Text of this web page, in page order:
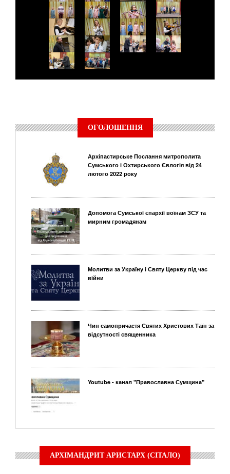
ОГОЛОШЕННЯ
Архіпастирське Послання митрополита
Сумського і Охтирського Євлогія від 24
лютого 2022 року
Допомога Сумської єпархії воїнам ЗСУ та
мирним громадянам
Молитви за Україну і Святу Церкву під час
війни
Чин самопричастя Святих Христових Таїн за
відсутності священника
Youtube - канал "Православна Сумщина"
АРХІМАНДРИТ АРИСТАРХ (СІТАЛО)